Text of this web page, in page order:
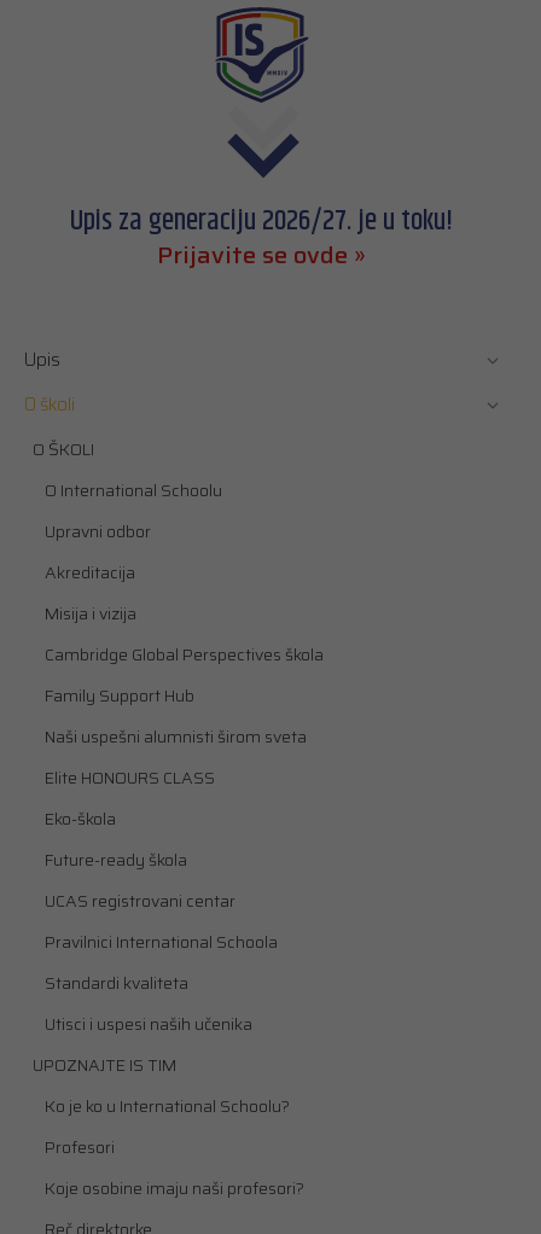
Upis za generaciju 2026/27. je u toku!
Prijavite se ovde »
Upis
O školi
O ŠKOLI
O International Schoolu
Upravni odbor
Akreditacija
Misija i vizija
Cambridge Global Perspectives škola
Family Support Hub
Naši uspešni alumnisti širom sveta
Elite HONOURS CLASS
Eko-škola
Future-ready škola
UCAS registrovani centar
Pravilnici International Schoola
Standardi kvaliteta
Utisci i uspesi naših učenika
UPOZNAJTE IS TIM
Ko je ko u International Schoolu?
Profesori
Koje osobine imaju naši profesori?